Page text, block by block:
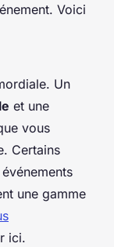
Voici
Un
et une
vous
Certains
une gamme
ici.